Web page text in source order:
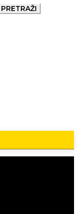
PRETRAŽI